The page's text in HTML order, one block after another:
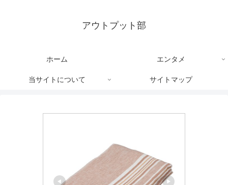
アウトプット部
ホーム エンタメ
当サイトについて サイトマップ